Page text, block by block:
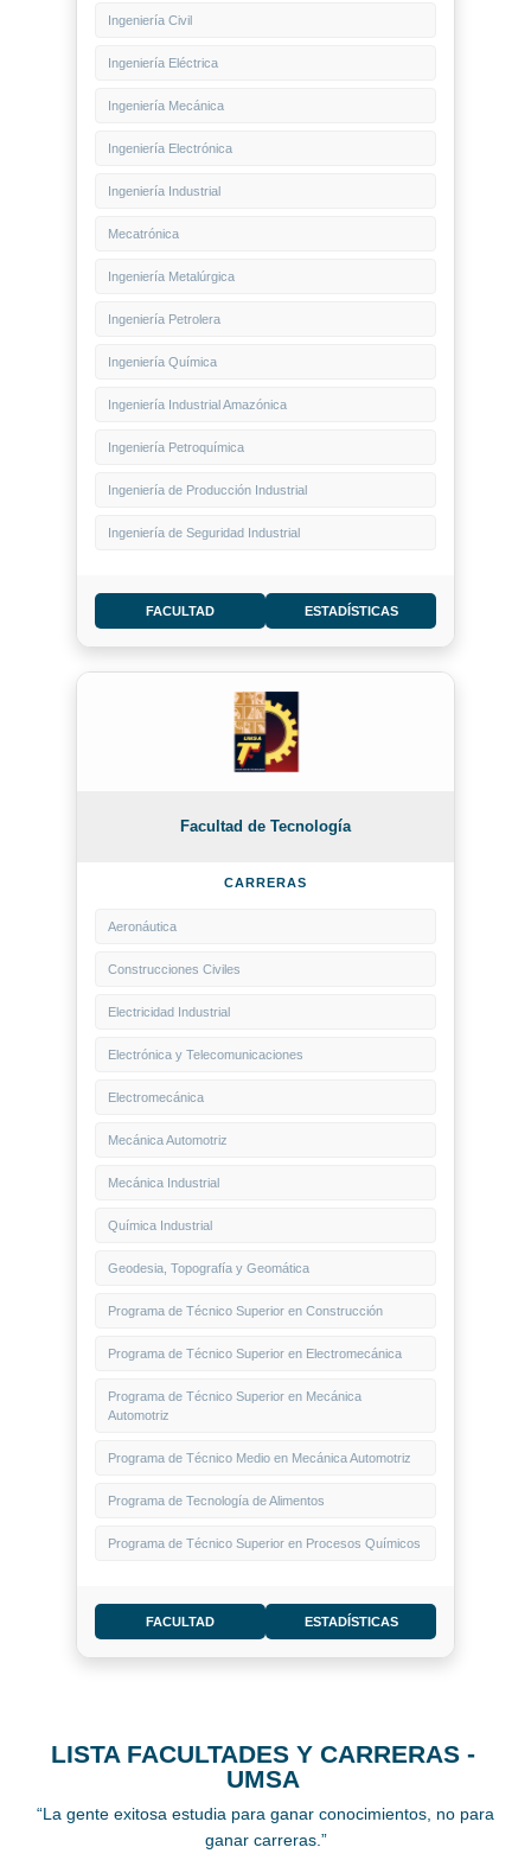
Ingeniería Civil
Ingeniería Eléctrica
Ingeniería Mecánica
Ingeniería Electrónica
Ingeniería Industrial
Mecatrónica
Ingeniería Metalúrgica
Ingeniería Petrolera
Ingeniería Química
Ingeniería Industrial Amazónica
Ingeniería Petroquímica
Ingeniería de Producción Industrial
Ingeniería de Seguridad Industrial
FACULTAD ESTADÍSTICAS
Facultad de Tecnología
CARRERAS
Aeronáutica
Construcciones Civiles
Electricidad Industrial
Electrónica y Telecomunicaciones
Electromecánica
Mecánica Automotriz
Mecánica Industrial
Química Industrial
Geodesia, Topografía y Geomática
Programa de Técnico Superior en Construcción
Programa de Técnico Superior en Electromecánica
Programa de Técnico Superior en Mecánica
Automotriz
Programa de Técnico Medio en Mecánica Automotriz
Programa de Tecnología de Alimentos
Programa de Técnico Superior en Procesos Químicos
FACULTAD ESTADÍSTICAS
LISTA FACULTADES Y CARRERAS -
UMSA
“La gente exitosa estudia para ganar conocimientos, no para
ganar carreras.”